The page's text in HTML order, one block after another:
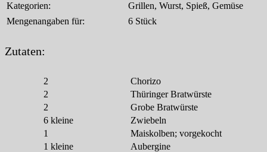
Kategorien:
Grillen, Wurst, Spieß, Gemüse
Mengenangaben für:
6 Stück
Zutaten:
2
Chorizo
2
Thüringer Bratwürste
2
Grobe Bratwürste
6 kleine
Zwiebeln
1
Maiskolben; vorgekocht
1 kleine
Aubergine